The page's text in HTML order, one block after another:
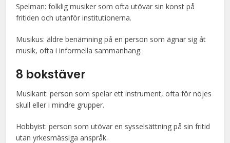
Spelman: folklig musiker som ofta utövar sin konst på
fritiden och utanför institutionerna.
Musikus: äldre benämning på en person som ägnar sig åt
musik, ofta i informella sammanhang.
8 bokstäver
Musikant: person som spelar ett instrument, ofta för nöjes
skull eller i mindre grupper.
Hobbyist: person som utövar en sysselsättning på sin fritid
utan yrkesmässiga anspråk.